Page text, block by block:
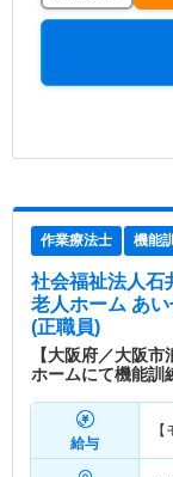
作業療法士 機能
社会福祉法人石
老人ホーム あ
(正職員)
【大阪府／大阪
ホームにて機能訓
給与